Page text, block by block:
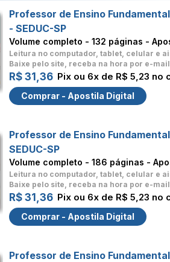
Professor de Ensino
- SEDUC-SP
Volume completo - 132 páginas -
Leitura no computador, tablet, celular e
Baixe pelo site, receba na hora por e-
R$ 31,36 Pix ou 6x de R$ 5,23 no
Comprar - Apostila Digital
Professor de Ensino
SEDUC-SP
Volume completo - 186 páginas -
Leitura no computador, tablet, celular e
Baixe pelo site, receba na hora por e-
R$ 31,36 Pix ou 6x de R$ 5,23 no
Comprar - Apostila Digital
Professor de Ensino